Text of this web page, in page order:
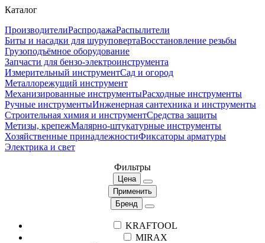
Каталог
ПроизводителиРаспродажаРаспылители
Биты и насадки для шуруповертаВосстановление резьбы
Грузоподъёмное оборудование
Запчасти для бензо-электроинструмента
Измерительный инструментСад и огород
Металлорежущий инструмент
Механизированные инструментыРасходные инструменты
Ручные инструментыИнженерная сантехника и инструменты
Строительная химия и инструментСредства защиты
Метизы, крепежМалярно-штукатурные инструменты
Хозяйственные принадлежностиФиксаторы арматуры
Электрика и свет
Фильтры
Цена
Применить
Бренд
KRAFTOOL
MIRAX